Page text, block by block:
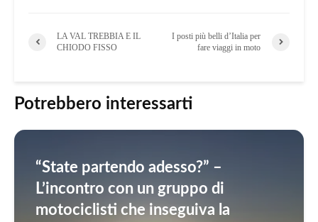
LA VAL TREBBIA E IL
CHIODO FISSO
I posti più belli d’Italia per
fare viaggi in moto
Potrebbero interessarti
“State partendo adesso?” –
L’incontro con un gruppo di
motociclisti che inseguiva la